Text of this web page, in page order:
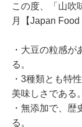
この度、「山
月【Japan
・大豆の粒感
る。
・3種類とも特
美味しさである。
・無添加で、
る。